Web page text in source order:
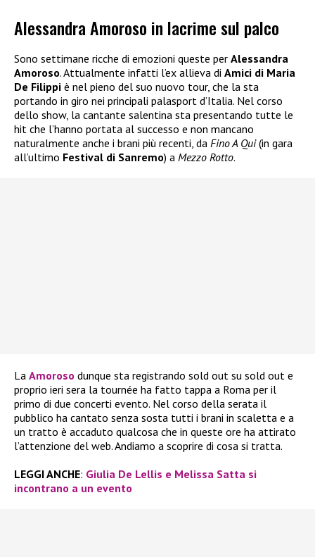
Alessandra Amoroso in lacrime sul palco
Sono settimane ricche di emozioni queste per Alessandra
Amoroso. Attualmente infatti l’ex allieva di Amici di Maria
De Filippi è nel pieno del suo nuovo tour, che la sta
portando in giro nei principali palasport d’Italia. Nel corso
dello show, la cantante salentina sta presentando tutte le
hit che l’hanno portata al successo e non mancano
naturalmente anche i brani più recenti, da Fino A Qui(in gara
all’ultimo Festival di Sanremo) a Mezzo Rotto.
La Amoroso dunque sta registrando sold out su sold out e
proprio ieri sera la tournée ha fatto tappa a Roma per il
primo di due concerti evento. Nel corso della serata il
pubblico ha cantato senza sosta tutti i brani in scaletta e a
un tratto è accaduto qualcosa che in queste ore ha attirato
l’attenzione del web. Andiamo a scoprire di cosa si tratta.
LEGGI ANCHE: Giulia De Lellis e Melissa Satta si
incontrano a un evento